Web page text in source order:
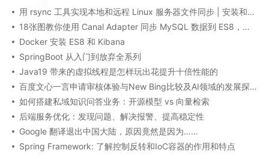
用 rsync 工具实现本地和远程 Linux 服务器文件同步 | 安装和基本操作指南
18张图教你使用 Canal Adapter 同步 MySQL 数据到 ES8，建议收藏！
Docker 安装 ES8 和 Kibana
SpringBoot 从入门到放弃全系列
Java19 带来的虚拟线程是怎样玩出花提升十倍性能的
百度文心一言申请审核体验与New Bing比较及AI领域的发展探讨
如何搭建私域知识问答业务：开源模型 vs 向量检索
后端服务优化：发现问题、解决报警、提高稳定性
Google 翻译退出中国大陆，原因竟然是因为……
Spring Framework: 了解控制反转和IoC容器的作用和特点